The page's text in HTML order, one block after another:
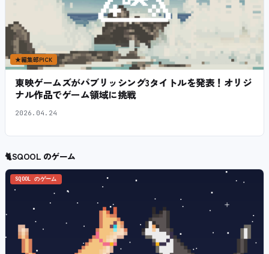
★編集部PICK
東映ゲームズがパブリッシング3タイトルを発表！オリジ
ナル作品でゲーム領域に挑戦
2026.04.24
🐈SQOOL のゲーム
SQOOL のゲーム